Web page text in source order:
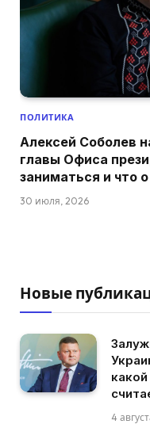
ПОЛИТИКА
Алексей Соболев
главы Офиса
заниматься и что
30 июля, 2026
Новые
4